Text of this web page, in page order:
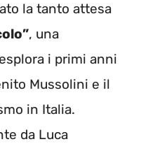
la tanto attesa
, una
i primi anni
Mussolini e il
in Italia.
da Luca